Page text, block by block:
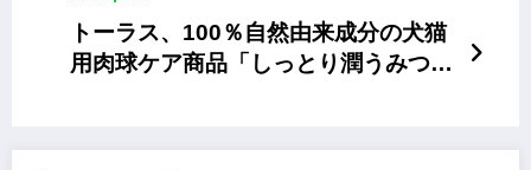
トーラス、100％自然由来成分の犬猫
用肉球ケア商品「しっとり潤うみつろ